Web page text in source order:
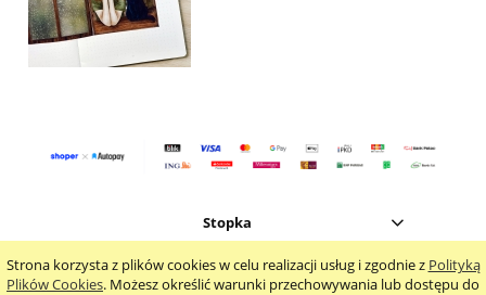
Strona korzysta z plików cookies w celu realizacji usług i zgodnie z Polityką
Plików Cookies. Możesz określić warunki przechowywania lub dostępu do
Stopka
pokaż pełną wersję strony